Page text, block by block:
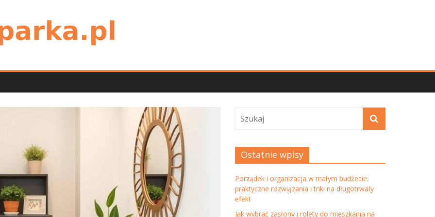
Ostatnie wpisy
Porządek i organizacja w małym budżecie:
praktyczne rozwiązania i triki na długotrwały
efekt
Jak wybrać zasłony i rolety do mieszkania na